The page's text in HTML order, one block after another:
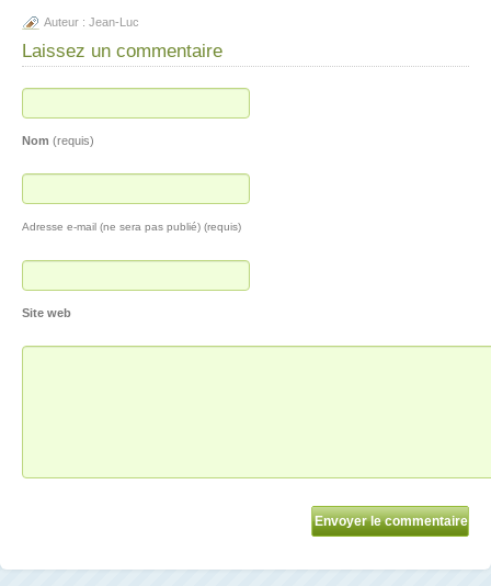
Auteur : Jean-Luc
Laissez un commentaire
Nom (requis)
Adresse e-mail (ne sera pas publié) (requis)
Site web